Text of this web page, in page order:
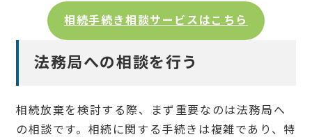
相続手続き相談サービスはこちら
法務局への相談を行う
相続放棄を検討する際、まず重要なのは法務局へ
の相談です。相続に関する手続きは複雑であり、特